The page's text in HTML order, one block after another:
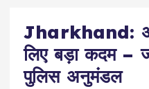
Jharkhand:
लिए बड़ा कदम –
पुलिस अनुमंडल